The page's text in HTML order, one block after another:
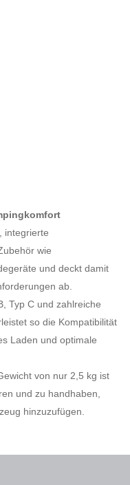
integrierte
wie
und deckt damit
ab.
Typ C und zahlreiche
so die Kompatibilität
Laden und optimale
von nur 2,5 kg ist
und zu handhaben,
hinzuzufügen.